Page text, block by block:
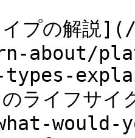
イプの解
about/
ライフサイ